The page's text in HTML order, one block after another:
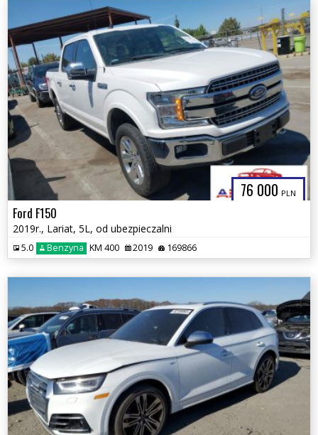
76 000 PLN
Ford F150
2019r., Lariat, 5L, od ubezpieczalni
5.0 Benzyna KM 400 2019 169866